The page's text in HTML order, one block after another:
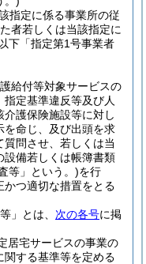
指定に係る事業所の従
者若しくは当該指定に
下「指定第1号事業者
給付等対象サービスの
定基準違反等及び人
護保険施設等に対し
を命じ、及び出頭を求
問させ、若しくは当
設備若しくは帳簿書類
等」という。)を行
かつ適切な措置をとる
」とは、 次の各号に掲
居宅サービスの事業の
する基準等を定める